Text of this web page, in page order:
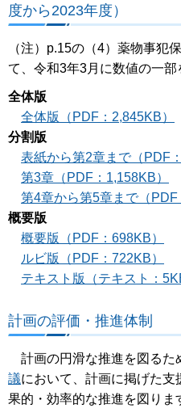
度から2023年度）
（注）p.15の（4）薬物事犯
て、令和3年3月に数値の一部
全体版
全体版（PDF：2,845KB）
分割版
表紙から第2章まで（PDF
第3章（PDF：1,158KB）
第4章から第5章まで（PDF
概要版
概要版（PDF：698KB）
ルビ版（PDF：722KB）
テキスト版（テキスト：
計画の評価・推進体制
計画の円滑な推進を図るた
議において、計画に掲げた
果的・効率的な推進を図りま